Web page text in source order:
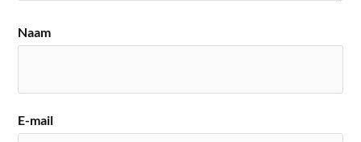
Naam
E-mail